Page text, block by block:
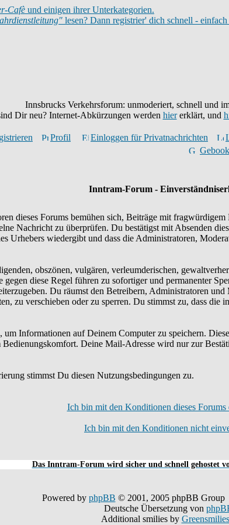
Cafè und einigen ihrer Unterkategorien.
lesen? Dann registrier' dich schnell -
Innsbrucks Verkehrsforum: unmoderiert, schnell und
Dir neu? Internet-Abkürzungen werden hiererklärt, und
Profil Einloggen für Privatnachrichten
Inntram-Forum -
dieses Forums bemühen sich, Beiträge mit
Nachricht zu überprüfen. Du bestätigst mit Absenden
Urhebers wiedergibt und dass die Administratoren,
obszönen, vulgären, verleumderischen,
diese Regel führen zu sofortiger und permanenter
Du räumst den Betreibern, Administratoren
zu verschieben oder zu sperren. Du stimmst zu, dass
um Informationen auf Deinem Computer zu speichern.
Bedienungskomfort. Deine Mail-Adresse wird nur zur
stimmst Du diesen Nutzungsbedingungen zu.
Ich bin mit den Konditionen dieses Forums
Ich bin mit den Konditionen nicht
Das Inntram-Forum wird sicher und schnell gehostet
Powered by phpBB © 2001, 2005 phpBB Group
Deutsche Übersetzung von
Additional smilies by